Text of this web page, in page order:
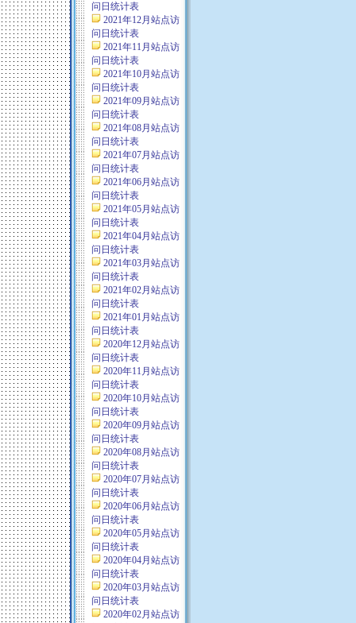
问日统计表
2021年12月站点访
问日统计表
2021年11月站点访
问日统计表
2021年10月站点访
问日统计表
2021年09月站点访
问日统计表
2021年08月站点访
问日统计表
2021年07月站点访
问日统计表
2021年06月站点访
问日统计表
2021年05月站点访
问日统计表
2021年04月站点访
问日统计表
2021年03月站点访
问日统计表
2021年02月站点访
问日统计表
2021年01月站点访
问日统计表
2020年12月站点访
问日统计表
2020年11月站点访
问日统计表
2020年10月站点访
问日统计表
2020年09月站点访
问日统计表
2020年08月站点访
问日统计表
2020年07月站点访
问日统计表
2020年06月站点访
问日统计表
2020年05月站点访
问日统计表
2020年04月站点访
问日统计表
2020年03月站点访
问日统计表
2020年02月站点访